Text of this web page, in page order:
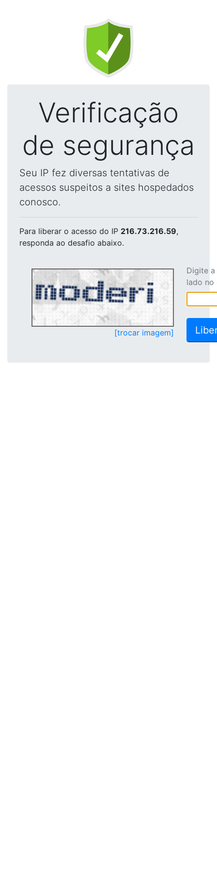
Verificação
de segurança
Seu IP fez diversas tentativas de
acessos suspeitos a sites hospedados
conosco.
Para liberar o acesso do IP 216.73.216.59,
responda ao desafio abaixo.
[trocar imagem]
Digite
lado no